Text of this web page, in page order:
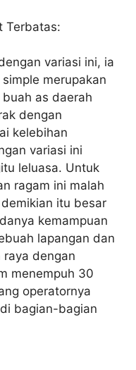
Terbatas:
variasi ini, ia
merupakan
as daerah
dengan
kelebihan
variasi ini
leluasa. Untuk
ragam ini malah
itu besar
kemampuan
lapangan dan
dengan
menempuh 30
operatornya
bagian-bagian